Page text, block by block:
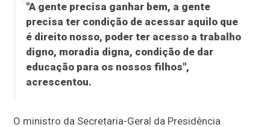
"A gente precisa ganhar bem, a gente
precisa ter condição de acessar aquilo que
é direito nosso, poder ter acesso a trabalho
digno, moradia digna, condição de dar
educação para os nossos filhos",
acrescentou.
O ministro da Secretaria-Geral da Presidência